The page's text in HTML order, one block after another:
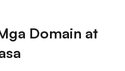
Domain at